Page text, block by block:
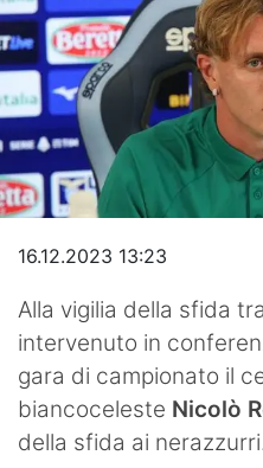
Pagelle
Settore Giovanile
Lazio Women
Calciomercato
16.12.2023 13:23
Alla vigilia della sfida tra
intervenuto in
gara di campionato il
biancoceleste Nicolò
della sfida ai